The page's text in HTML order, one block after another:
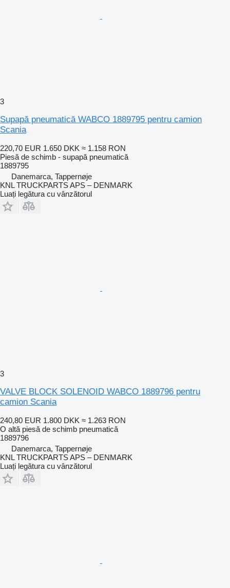
3
Supapă pneumatică WABCO 1889795 pentru camion
Scania
220,70 EUR 1.650 DKK ≈ 1.158 RON
Piesă de schimb - supapă pneumatică
1889795
Danemarca, Tappernøje
KNL TRUCKPARTS APS – DENMARK
Luați legătura cu vânzătorul
3
VALVE BLOCK SOLENOID WABCO 1889796 pentru
camion Scania
240,80 EUR 1.800 DKK ≈ 1.263 RON
O altă piesă de schimb pneumatică
1889796
Danemarca, Tappernøje
KNL TRUCKPARTS APS – DENMARK
Luați legătura cu vânzătorul